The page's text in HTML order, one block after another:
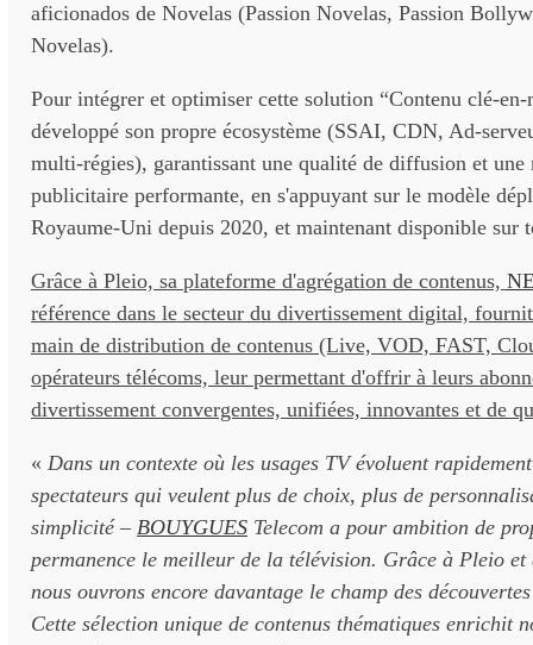
aficionados de Novelas (Passion Novelas, Passion
Novelas).
Pour intégrer et optimiser cette solution “Contenu clé-
développé son propre écosystème (SSAI, CDN, Ad-
multi-régies), garantissant une qualité de diffusion et une
publicitaire performante, en s'appuyant sur le modèle
Royaume-Uni depuis 2020, et maintenant disponible sur
Grâce à Pleio, sa plateforme d'agrégation de contenus,
référence dans le secteur du divertissement digital,
main de distribution de contenus (Live, VOD, FAST,
opérateurs télécoms, leur permettant d'offrir à leurs
divertissement convergentes, unifiées, innovantes et de
« Dans un contexte où les usages TV évoluent
spectateurs qui veulent plus de choix, plus de
simplicité – BOUYGUES Telecom a pour ambition de
permanence le meilleur de la télévision. Grâce à Pleio et
nous ouvrons encore davantage le champ des
Cette sélection unique de contenus thématiques enrichit